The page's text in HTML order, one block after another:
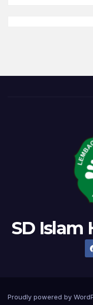
SD Islam
Proudly powered by